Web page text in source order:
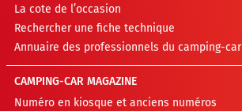
La cote de l’occasion
Rechercher une fiche technique
Annuaire des professionnels du camping-car
CAMPING-CAR MAGAZINE
Numéro en kiosque et anciens numéros